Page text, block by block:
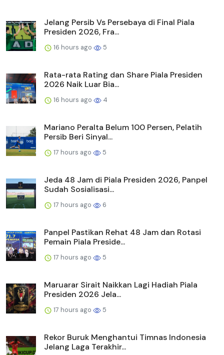
Jelang Persib Vs Persebaya di Final Piala
Presiden 2026, Fra...
16 hours ago 5
Rata-rata Rating dan Share Piala Presiden
2026 Naik Luar Bia...
16 hours ago 4
Mariano Peralta Belum 100 Persen, Pelatih
Persib Beri Sinyal...
17 hours ago 5
Jeda 48 Jam di Piala Presiden 2026, Panpel
Sudah Sosialisasi...
17 hours ago 6
Panpel Pastikan Rehat 48 Jam dan Rotasi
Pemain Piala Preside...
17 hours ago 5
Maruarar Sirait Naikkan Lagi Hadiah Piala
Presiden 2026 Jela...
17 hours ago 5
Rekor Buruk Menghantui Timnas Indonesia
Jelang Laga Terakhir...